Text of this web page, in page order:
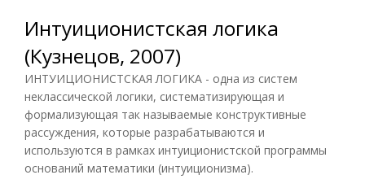
Интуиционистская логика
(Кузнецов, 2007)
ИНТУИЦИОНИСТСКАЯ ЛОГИКА - одна из систем
неклассической логики, систематизирующая и
формализующая так называемые конструктивные
рассуждения, которые разрабатываются и
используются в рамках интуиционистской программы
оснований математики (интуиционизма).